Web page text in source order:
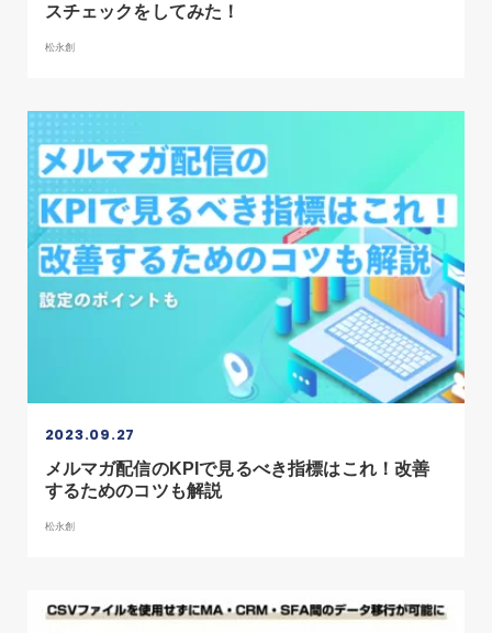
スチェックをしてみた！
松永創
2023.09.27
メルマガ配信のKPIで見るべき指標はこれ！改善
するためのコツも解説
松永創